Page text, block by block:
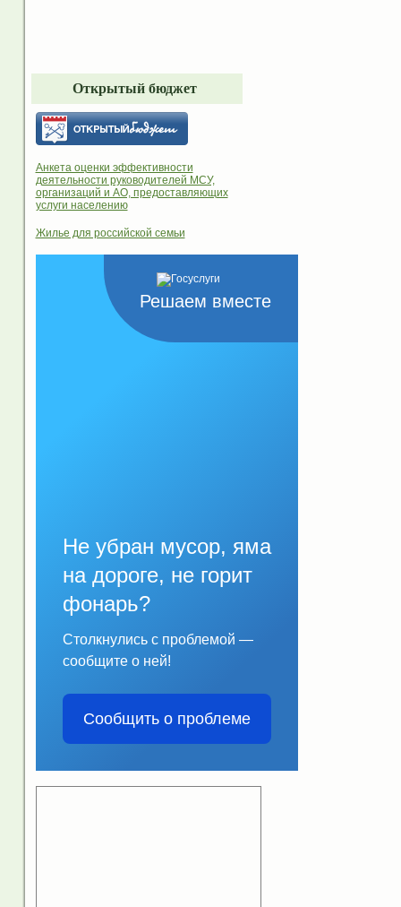
Открытый бюджет
Анкета оценки эффективности
деятельности руководителей МСУ,
организаций и АО, предоставляющих
услуги населению
Жилье для российской семьи
Решаем вместе
Не убран мусор, яма
на дороге, не горит
фонарь?
Столкнулись с проблемой —
сообщите о ней!
Сообщить о проблеме